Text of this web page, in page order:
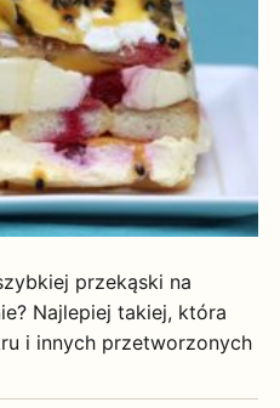
przekąski na
Najlepiej takiej, która
i innych przetworzonych